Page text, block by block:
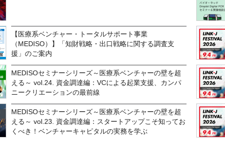
【医療系ベンチャー・トータルサポート事業
（MEDISO）】「知財戦略・出口戦略に関する調査支
援」のご案内
MEDISOセミナーシリーズ～医療系ベンチャーの壁を超
える～ vol.24. 資金調達編：VCによる起業支援、カンパ
ニークリエーションの最前線
MEDISOセミナーシリーズ～医療系ベンチャーの壁を超
える～ vol.23. 資金調達編：スタートアップこそ知ってお
くべき！ベンチャーキャピタルの実務を学ぶ